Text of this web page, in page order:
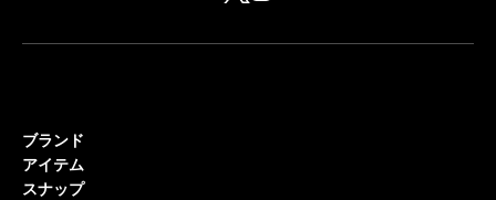
ブランド
アイテム
スナップ